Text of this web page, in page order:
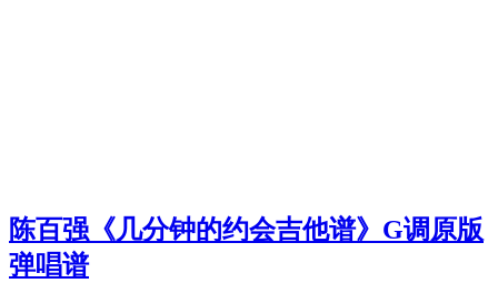
陈百强《几分钟的约会吉他谱》G调原版
弹唱谱